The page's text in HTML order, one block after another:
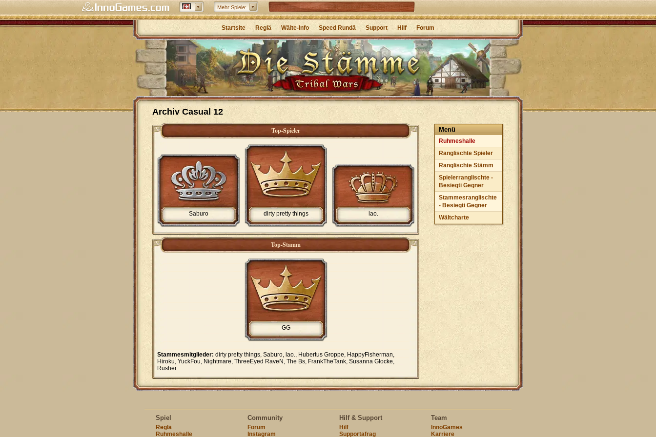
Mehr Spiele: Grepolis – Erboue dis Riich im antike Griecheland
Startsite - Reglä - Wälte-Info - Speed Rundä - Support - Hilf - Forum
Archiv Casual 12
Menü
Ruhmeshalle
Ranglischte Spieler
Ranglischte Stämm
Spielerranglischte -
Besiegti Gegner
Stammesranglischte
- Besiegti Gegner
Wältcharte
Top-Spieler
dirty pretty things
Saburo lao.
Top-Stamm
GG
Stammesmitglieder: dirty pretty things, Saburo, lao., Hubertus Groppe, HappyFisherman,
Hiroku, YuckFou, Nightmare, ThreeEyed RaveN, The Bs, FrankTheTank, Susanna Glocke,
Rusher
Spiel
Reglä
Ruhmeshalle
Community
Forum
Instagram
Hilf & Support
Hilf
Supportafrag
Team
InnoGames
Karriere